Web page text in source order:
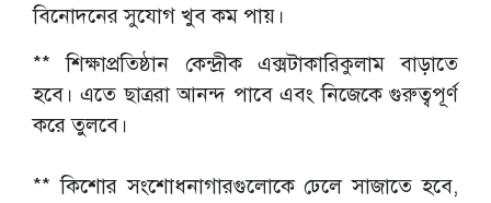
বিনোদনের সুযোগ খুব কম পায়।
** শিক্ষাপ্রতিষ্ঠান কেন্দ্রীক এক্সটাকারিকুলাম বাড়াতে
হবে। এতে ছাত্ররা আনন্দ পাবে এবং নিজেকে গুরুত্বপূর্ণ
করে তুলবে।
** কিশোর সংশোধনাগারগুলোকে ঢেলে সাজাতে হবে,